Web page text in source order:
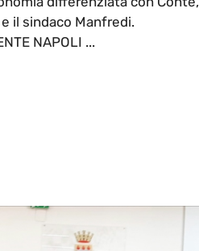
il sindaco Manfredi.
NAPOLI ...